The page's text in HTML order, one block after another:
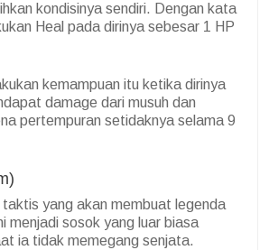
kondisinya sendiri. Dengan kata
Heal pada dirinya sebesar 1 HP
kemampuan itu ketika dirinya
damage dari musuh dan
pertempuran setidaknya selama 9
taktis yang akan membuat legenda
menjadi sosok yang luar biasa
ia tidak memegang senjata.